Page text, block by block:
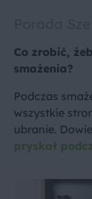
Co zrobić,
smażenia?
Podczas
wszystkie
ubranie.
pryskał